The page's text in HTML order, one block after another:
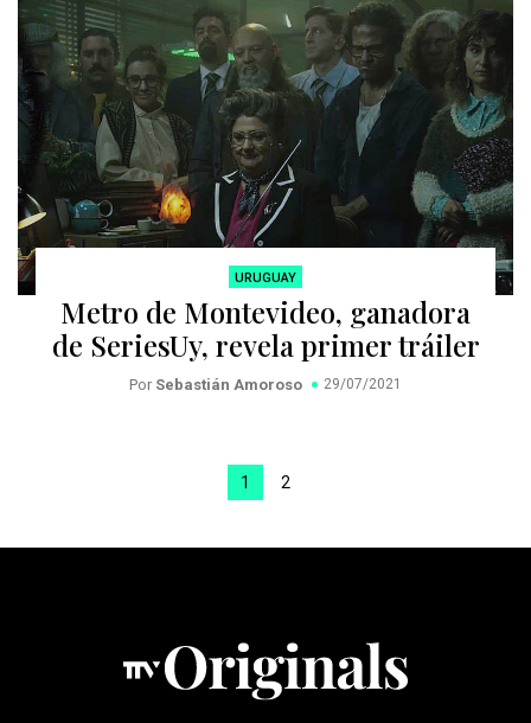
URUGUAY
Metro de Montevideo, ganadora
de SeriesUy, revela primer tráiler
Por Sebastián Amoroso 29/07/2021
1 2